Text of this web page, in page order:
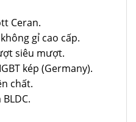
Ceran.
gỉ cao cấp.
siêu mượt.
kép (Germany).
chất.